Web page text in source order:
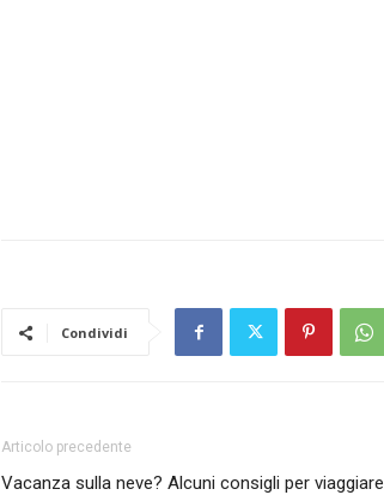
Condividi
Articolo precedente
Vacanza sulla neve? Alcuni consigli per viaggiare